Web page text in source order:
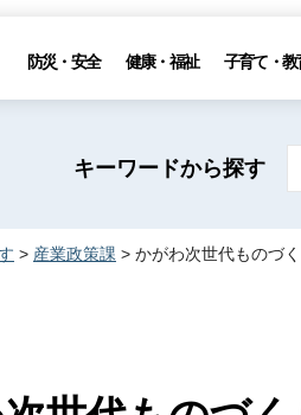
防災・安全 健康・福祉 子育て・教
キーワードから探す
> 産業政策課 > かがわ次世代ものづ